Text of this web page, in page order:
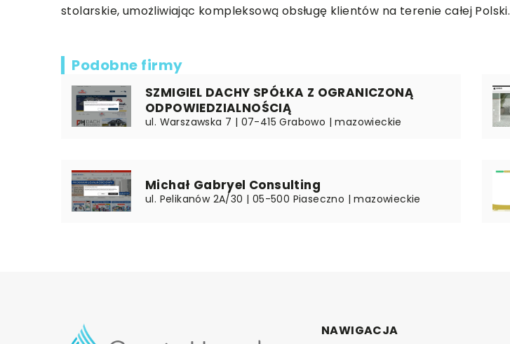
stolarskie, umożliwiając kompleksową obsługę klientów na terenie całej Polski.
Podobne firmy
SZMIGIEL DACHY SPÓŁKA Z OGRANICZONĄ
ODPOWIEDZIALNOŚCIĄ
ul. Warszawska 7 | 07-415 Grabowo | mazowieckie
Michał Gabryel Consulting
ul. Pelikanów 2A/30 | 05-500 Piaseczno | mazowieckie
NAWIGACJA